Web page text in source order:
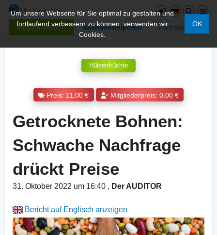
Mitglied werden Nachrichtenportal Adressen
Um unsere Webseite für Sie optimal zu gestalten und
fortlaufend verbessern zu können, verwenden wir
Cookies.
OK
Hülsenfrüchte
Preis: 11,00 € Mitgliederpreis: 0,00 €
Getrocknete Bohnen:
Schwache Nachfrage
drückt Preise
31. Oktober 2022 um 16:40 , Der AUDITOR
Bericht auf Englisch anzeigen